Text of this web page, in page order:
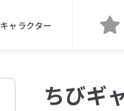
キャラクター
ちびギ